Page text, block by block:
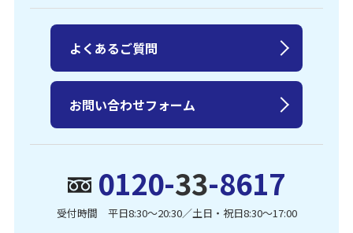
0120-33-8617
受付時間 平日8:30〜20:30／土日・祝日8:30〜17:00
よくあるご質問
お問い合わせフォーム